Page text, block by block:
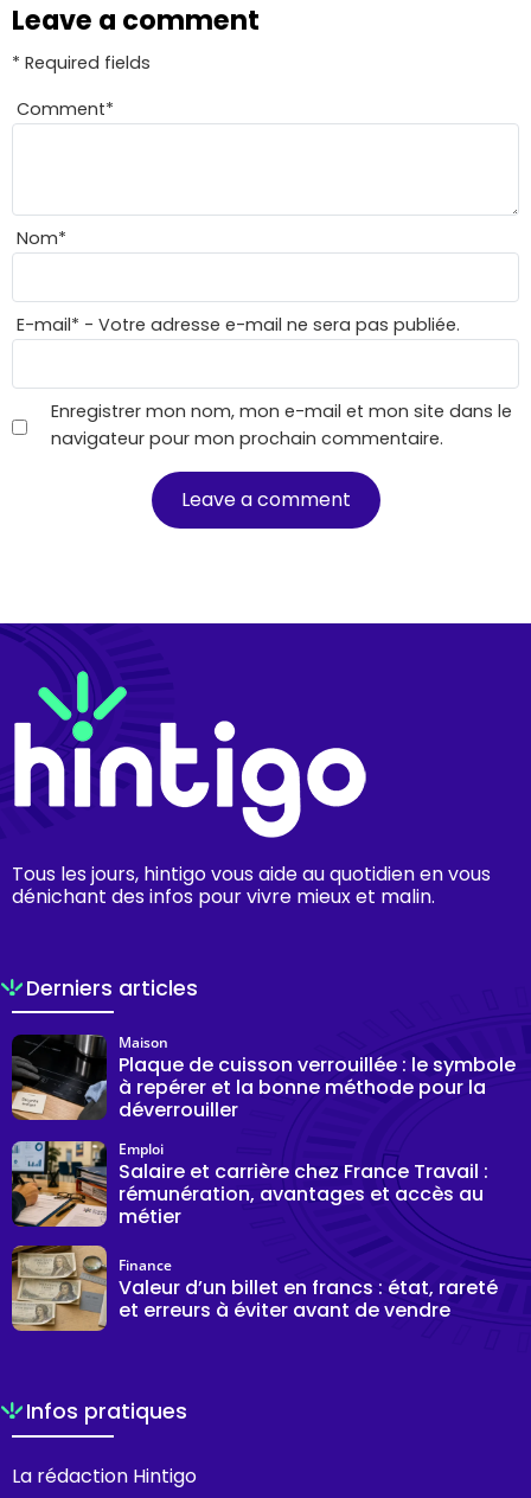
Leave a comment
* Required fields
Comment*
Nom*
E-mail* - Votre adresse e-mail ne sera pas publiée.
Enregistrer mon nom, mon e-mail et mon site dans le
navigateur pour mon prochain commentaire.
Tous les jours, hintigo vous aide au quotidien en vous
dénichant des infos pour vivre mieux et malin.
Derniers articles
Plaque de cuisson verrouillée : le symbole
à repérer et la bonne méthode pour la
déverrouiller
Maison
Salaire et carrière chez France Travail :
rémunération, avantages et accès au
métier
Emploi
Valeur d’un billet en francs : état, rareté
et erreurs à éviter avant de vendre
Finance
Infos pratiques
La rédaction Hintigo